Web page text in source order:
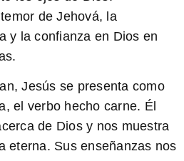
de Jehová, la
y la confianza en Dios en
, Jesús se presenta como
el verbo hecho carne. Él
de Dios y nos muestra
eterna. Sus enseñanzas nos